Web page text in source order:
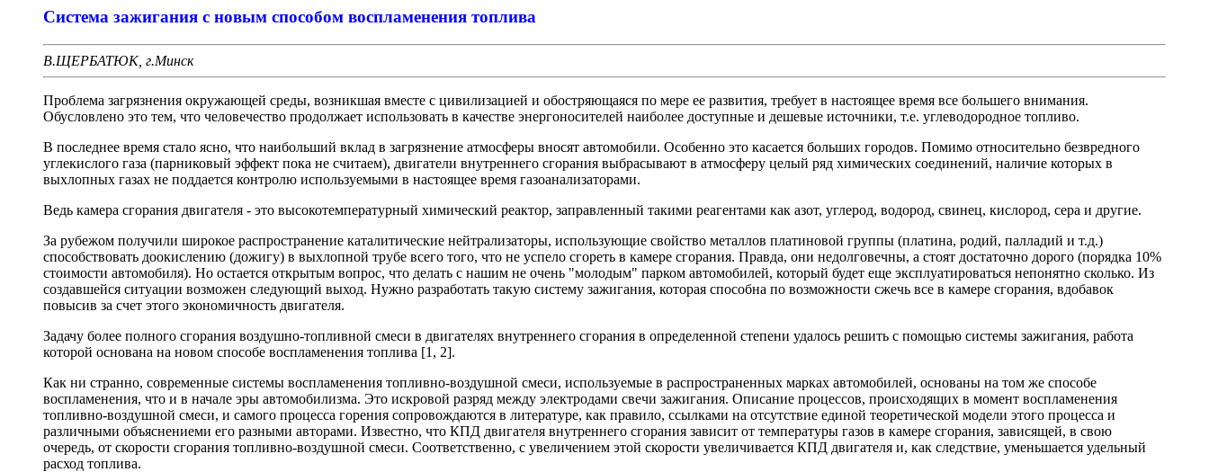
Система зажигания с новым способом воспламенения топлива
В.ЩЕРБАТЮК, г.Минск
Проблема загрязнения окружающей среды, возникшая вместе с цивилизацией и обостряющаяся по мере ее развития, требует в настоящее время все большего внимания.
Обусловлено это тем, что человечество продолжает использовать в качестве энергоносителей наиболее доступные и дешевые источники, т.е. углеводородное топливо.
В последнее время стало ясно, что наибольший вклад в загрязнение атмосферы вносят автомобили. Особенно это касается больших городов. Помимо относительно безвредного
углекислого газа (парниковый эффект пока не считаем), двигатели внутреннего сгорания выбрасывают в атмосферу целый ряд химических соединений, наличие которых в
выхлопных газах не поддается контролю используемыми в настоящее время газоанализаторами.
Ведь камера сгорания двигателя - это высокотемпературный химический реактор, заправленный такими реагентами как азот, углерод, водород, свинец, кислород, сера и другие.
За рубежом получили широкое распространение каталитические нейтрализаторы, использующие свойство металлов платиновой группы (платина, родий, палладий и т.д.)
способствовать доокислению (дожигу) в выхлопной трубе всего того, что не успело сгореть в камере сгорания. Правда, они недолговечны, а стоят достаточно дорого (порядка 10%
стоимости автомобиля). Но остается открытым вопрос, что делать с нашим не очень "молодым" парком автомобилей, который будет еще эксплуатироваться непонятно сколько. Из
создавшейся ситуации возможен следующий выход. Нужно разработать такую систему зажигания, которая способна по возможности сжечь все в камере сгорания, вдобавок
повысив за счет этого экономичность двигателя.
Задачу более полного сгорания воздушно-топливной смеси в двигателях внутреннего сгорания в определенной степени удалось решить с помощью системы зажигания, работа
которой основана на новом способе воспламенения топлива [1, 2].
Как ни странно, современные системы воспламенения топливно-воздушной смеси, используемые в распространенных марках автомобилей, основаны на том же способе
воспламенения, что и в начале эры автомобилизма. Это искровой разряд между электродами свечи зажигания. Описание процессов, происходящих в момент воспламенения
топливно-воздушной смеси, и самого процесса горения сопровождаются в литературе, как правило, ссылками на отсутствие единой теоретической модели этого процесса и
различными объяснениеми его разными авторами. Известно, что КПД двигателя внутреннего сгорания зависит от температуры газов в камере сгорания, зависящей, в свою
очередь, от скорости сгорания топливно-воздушной смеси. Соответственно, с увеличением этой скорости увеличивается КПД двигателя и, как следствие, уменьшается удельный
расход топлива.